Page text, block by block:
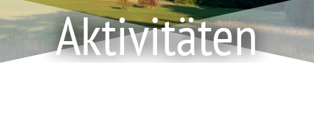
Aktivitäten